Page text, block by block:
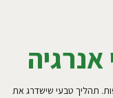
אנרגיה
תהליך טבעי שישדרג את